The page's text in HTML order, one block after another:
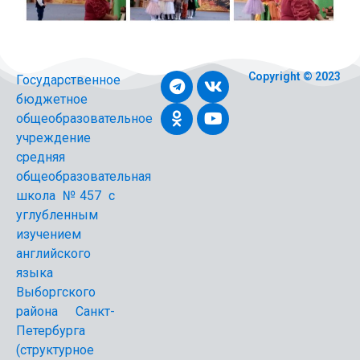
Государственное
бюджетное
общеобразовательное
учреждение
средняя
общеобразовательная
школа №457 с
углубленным
изучением
английского
языка
Выборгского
района Санкт-
Петербурга
(структурное
Copyright © 2023